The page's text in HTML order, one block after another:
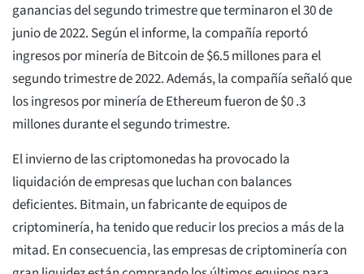
ganancias del segundo trimestre que terminaron el 30 de
junio de 2022. Según el informe, la compañía reportó
ingresos por minería de Bitcoin de $6.5 millones para el
segundo trimestre de 2022. Además, la compañía señaló que
los ingresos por minería de Ethereum fueron de $0 .3
millones durante el segundo trimestre.
El invierno de las criptomonedas ha provocado la
liquidación de empresas que luchan con balances
deficientes. Bitmain, un fabricante de equipos de
criptominería, ha tenido que reducir los precios a más de la
mitad. En consecuencia, las empresas de criptominería con